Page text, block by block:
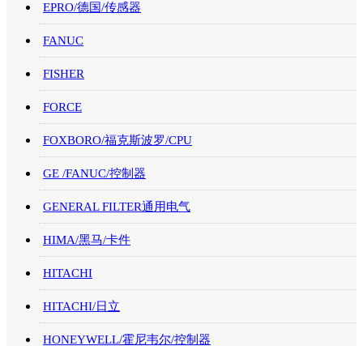
EPRO/德国/传感器
FANUC
FISHER
FORCE
FOXBORO/福克斯波罗/CPU
GE /FANUC/控制器
GENERAL FILTER通用电气
HIMA/黑马/卡件
HITACHI
HITACHI/日立
HONEYWELL/霍尼韦尔/控制器